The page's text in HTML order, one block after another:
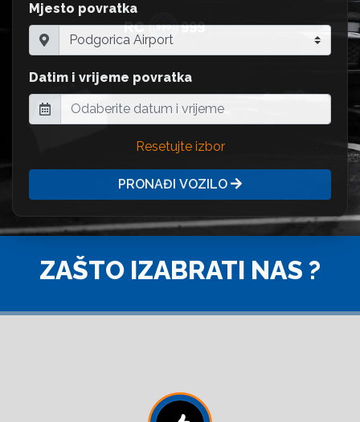
Mjesto povratka
Datim i vrijeme povratka
Resetujte izbor
PRONAĐI VOZILO
ZAŠTO IZABRATI NAS ?